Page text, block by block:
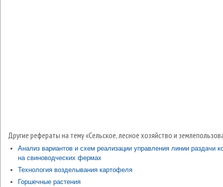
Другие рефераты на тему «Сельское, лесное хозяйство и
Анализ вариантов и схем реализации управления линии раздачи
на свиноводческих фермах
Технология возделывания картофеля
Горшечные растения